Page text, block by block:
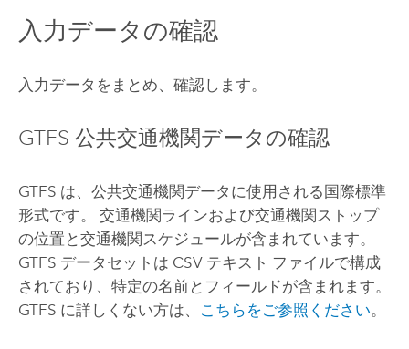
入力データの確認
入力データをまとめ、確認します。
GTFS 公共交通機関データの確認
GTFS は、公共交通機関データに使用される国際標準
形式です。 交通機関ラインおよび交通機関ストップ
の位置と交通機関スケジュールが含まれています。
GTFS データセットは CSV テキスト ファイルで構成
されており、特定の名前とフィールドが含まれます。
GTFS に詳しくない方は、
こちらをご参照ください。